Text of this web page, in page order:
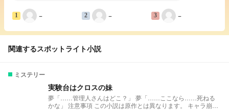
1 − 2 − 3 −
関連するスポットライト小説
ミステリー
実験台はクロスの妹
夢「……管理人さんはどこ？」 夢「……ここなら……死ねる
かな」 注意事項 この小説は原作とは異なります。 キャラ崩壊